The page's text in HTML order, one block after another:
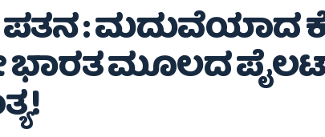
ಪತನ : ಮದುವೆಯಾದ
ಭಾರತ ಮೂಲದ